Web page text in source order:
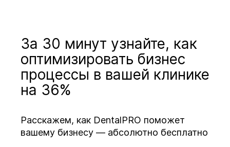
За 30 минут узнайте, как
оптимизировать бизнес
процессы в вашей клинике
на 36%
Расскажем, как DentalPRO поможет
вашему бизнесу — абсолютно бесплатно